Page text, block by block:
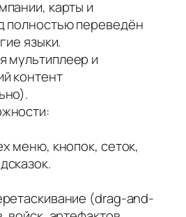
карты и
полностью переведён
языки.
мультиплеер и
контент
меню, кнопок, сеток,
(drag-and-